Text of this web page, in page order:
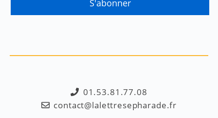
01.53.81.77.08
contact@lalettresepharade.fr